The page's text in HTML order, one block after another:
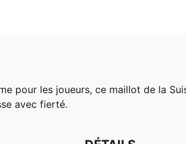
pour les joueurs, ce maillot de la
avec fierté.